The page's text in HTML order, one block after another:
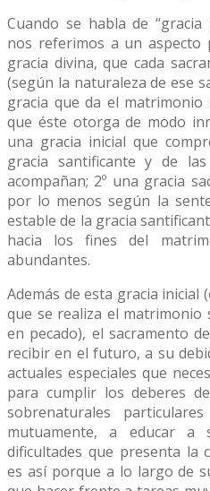
Cuando se habla de
nos referimos a un
gracia divina, que cada
(según la naturaleza de ese
gracia que da el matrimonio
que éste otorga de modo
una gracia inicial que
gracia santificante y de
acompañan; 2º una gracia
por lo menos según la
estable de la gracia
hacia los fines del
abundantes.
Además de esta gracia inicial
que se realiza el matrimonio
en pecado), el sacramento
recibir en el futuro, a su
actuales especiales que
para cumplir los deberes
sobrenaturales
mutuamente, a educar
dificultades que presenta la
es así porque a lo largo de